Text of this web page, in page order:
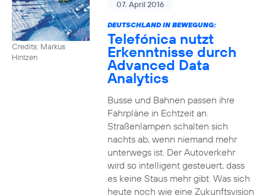
Credits: Markus
Hintzen
07. April 2016
DEUTSCHLAND IN BEWEGUNG:
Telefónica nutzt
Erkenntnisse durch
Advanced Data
Analytics
Busse und Bahnen passen ihre
Fahrpläne in Echtzeit an.
Straßenlampen schalten sich
nachts ab, wenn niemand mehr
unterwegs ist. Der Autoverkehr
wird so intelligent gesteuert, dass
es keine Staus mehr gibt. Was sich
heute noch wie eine Zukunftsvision